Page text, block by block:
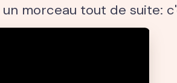
morceau tout de suite: